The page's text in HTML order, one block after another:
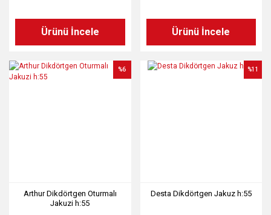
Ürünü İncele Ürünü İncele
Arthur Dikdörtgen Oturmalı
Jakuzi h:55
%6
Desta Dikdörtgen Jakuz h:55
%11